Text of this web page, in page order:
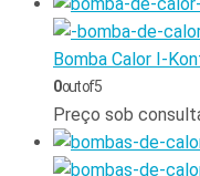
Bomba Calor I-
0out of 5
Preço sob